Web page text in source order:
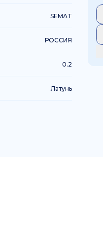
SEMAT
РОССИЯ
0.2
Латунь